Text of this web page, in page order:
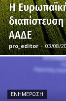
H
ΑΑΔΕ
pro_editor - 03/08/
ΕΝΗΜΈΡΩΣΗ